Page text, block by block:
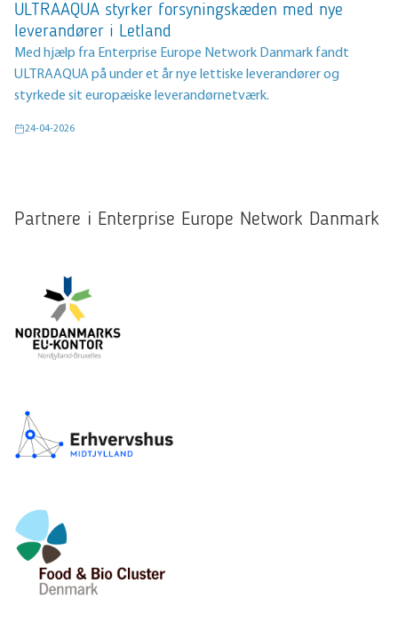
ULTRAAQUA styrker forsyningskæden med nye
leverandører i Letland
Med hjælp fra Enterprise Europe Network Danmark fandt
ULTRAAQUA på under et år nye lettiske leverandører og
styrkede sit europæiske leverandørnetværk.
24-04-2026
Partnere i Enterprise Europe Network Danmark